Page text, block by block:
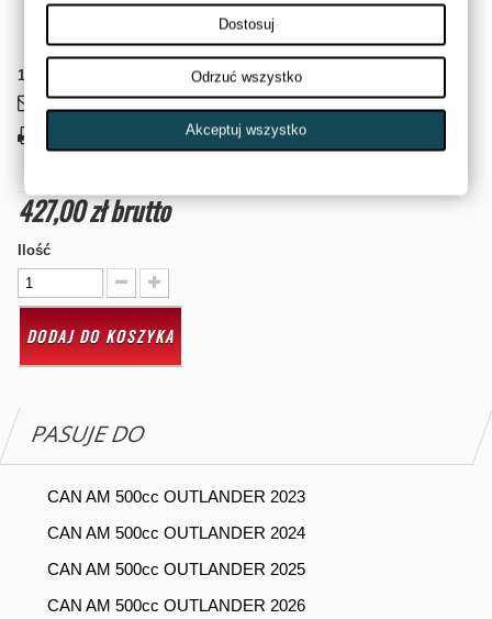
1
Wyślij do znajomego
427,00 złbrutto
Ilość
DODAJ DO KOSZYKA
PASUJE DO
CAN AM 500cc OUTLANDER 2023
CAN AM 500cc OUTLANDER 2024
CAN AM 500cc OUTLANDER 2025
CAN AM 500cc OUTLANDER 2026
Dostosuj
Odrzuć wszystko
Akceptuj wszystko